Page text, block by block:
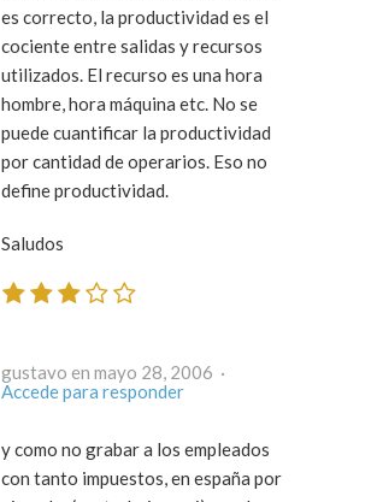
es correcto, la productividad es el
cociente entre salidas y recursos
utilizados. El recurso es una hora
hombre, hora máquina etc. No se
puede cuantificar la productividad
por cantidad de operarios. Eso no
define productividad.
Saludos
gustavo en mayo 28, 2006 ·
Accede para responder
y como no grabar a los empleados
con tanto impuestos, en españa por